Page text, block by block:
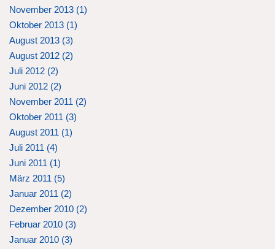
November 2013 (1)
Oktober 2013 (1)
August 2013 (3)
August 2012 (2)
Juli 2012 (2)
Juni 2012 (2)
November 2011 (2)
Oktober 2011 (3)
August 2011 (1)
Juli 2011 (4)
Juni 2011 (1)
März 2011 (5)
Januar 2011 (2)
Dezember 2010 (2)
Februar 2010 (3)
Januar 2010 (3)